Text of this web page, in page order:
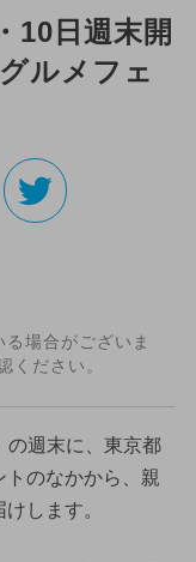
10日週末開
ルメフェ
場合がございま
ください。
の週末に、東京都
トのなかから、親
します。